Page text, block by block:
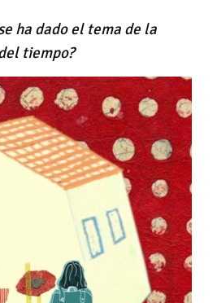
ha dado el tema de la
tiempo?